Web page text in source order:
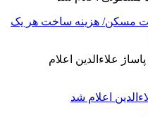
ساخت مسکن/ هزینه ساخت هر یک
اعلام شد